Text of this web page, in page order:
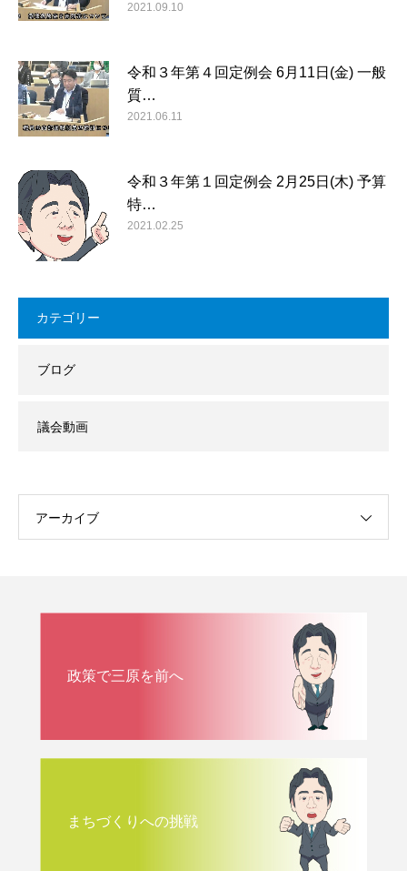
2021.09.10
令和３年第４回定例会 6月11日(金) 一般
質…
2021.06.11
令和３年第１回定例会 2月25日(木) 予算
特…
2021.02.25
カテゴリー
ブログ
議会動画
アーカイブ
政策で三原を前へ
まちづくりへの挑戦